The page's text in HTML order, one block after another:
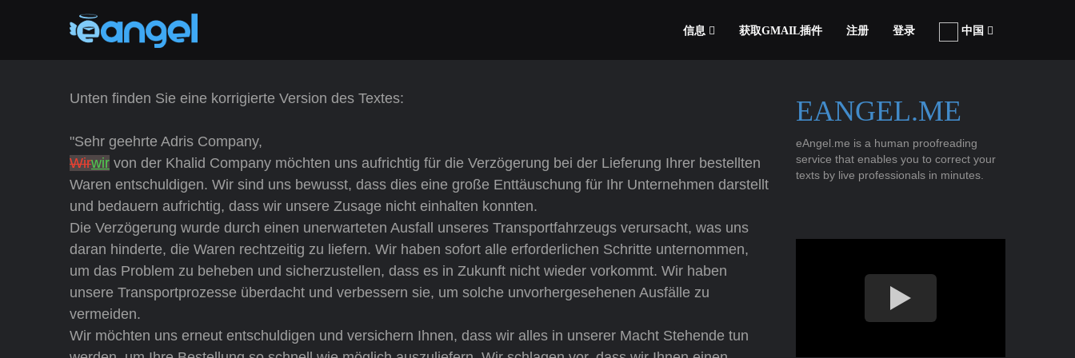
信息 获取GMAIL插件 注册 登录 中国
Unten finden Sie eine korrigierte Version des Textes:
"Sehr geehrte Adris Company,
Wirwir von der Khalid Company möchten uns aufrichtig für die Verzögerung bei der Lieferung Ihrer bestellten
Waren entschuldigen. Wir sind uns bewusst, dass dies eine große Enttäuschung für Ihr Unternehmen darstellt
und bedauern aufrichtig, dass wir unsere Zusage nicht einhalten konnten.
Die Verzögerung wurde durch einen unerwarteten Ausfall unseres Transportfahrzeugs verursacht, was uns
daran hinderte, die Waren rechtzeitig zu liefern. Wir haben sofort alle erforderlichen Schritte unternommen,
um das Problem zu beheben und sicherzustellen, dass es in Zukunft nicht wieder vorkommt. Wir haben
unsere Transportprozesse überdacht und verbessern sie, um solche unvorhergesehenen Ausfälle zu
vermeiden.
Wir möchten uns erneut entschuldigen und versichern Ihnen, dass wir alles in unserer Macht Stehende tun
EANGEL.ME
eAngel.me is a human proofreading
service that enables you to correct your
texts by live professionals in minutes.